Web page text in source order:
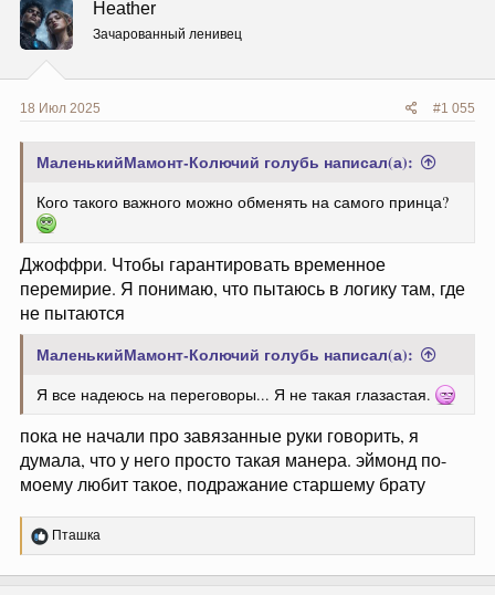
Heather
Зачарованный ленивец
18 Июл 2025 #1 055
МаленькийМамонт-Колючий голубь написал(а):
Кого такого важного можно обменять на самого принца?
Джоффри. Чтобы гарантировать временное
перемирие. Я понимаю, что пытаюсь в логику там, где
не пытаются
МаленькийМамонт-Колючий голубь написал(а):
Я все надеюсь на переговоры... Я не такая глазастая.
пока не начали про завязанные руки говорить, я
думала, что у него просто такая манера. эймонд по-
моему любит такое, подражание старшему брату
Р
Пташка